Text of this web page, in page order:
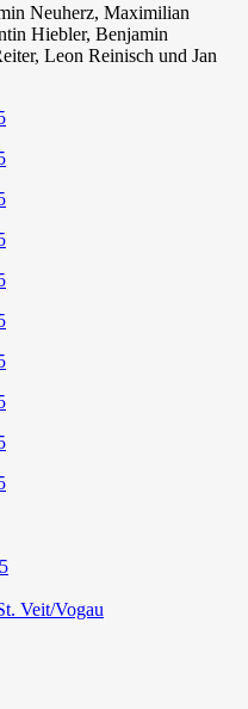
Neuherz, Maximilian
Hiebler, Benjamin
Leon Reinisch und Jan
Veit/Vogau